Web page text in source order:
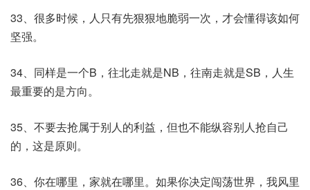
33、很多时候，人只有先狠狠地脆弱一次，才会懂得该如何
坚强。
34、同样是一个B，往北走就是NB，往南走就是SB，人生
最重要的是方向。
35、不要去抢属于别人的利益，但也不能纵容别人抢自己
的，这是原则。
36、你在哪里，家就在哪里。如果你决定闯荡世界，我风里